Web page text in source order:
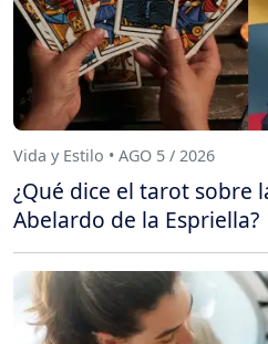
Vida y Estilo • AGO 5 / 2026
¿Qué dice el tarot sobre
Abelardo de la Espriella?